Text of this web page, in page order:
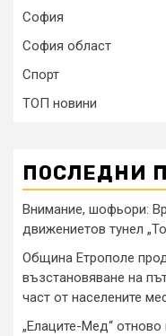
София
София област
Спорт
ТОП новини
ПОСЛЕДНИ
Внимание, шофьори:
движениетов тунел
Община Етрополе
възстановяване на
част от населените
„Елаците-Мед“